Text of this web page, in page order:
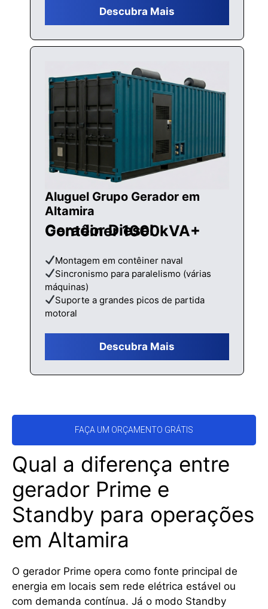
Descubra Mais
Aluguel Grupo Gerador em
Altamira
Gerador Diesel Contêiner 1000kVA+
Montagem em contêiner naval
Sincronismo para paralelismo (várias
máquinas)
Suporte a grandes picos de partida
motoral
Descubra Mais
FAÇA UM ORÇAMENTO GRÁTIS
Qual a diferença entre
gerador Prime e
Standby para operações
em Altamira
O gerador Prime opera como fonte principal de
energia em locais sem rede elétrica estável ou
com demanda contínua. Já o modo Standby